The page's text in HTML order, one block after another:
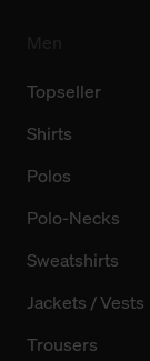
Topseller
Shirts
Polos
Polo-Necks
Sweatshirts
Jackets / Vests
Trousers